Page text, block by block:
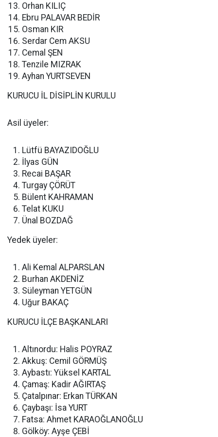
Orhan KILIÇ
Ebru PALAVAR BEDİR
Osman KIR
Serdar Cem AKSU
Cemal ŞEN
Tenzile MIZRAK
Ayhan YURTSEVEN
KURUCU İL DİSİPLİN KURULU
Asil üyeler:
Lütfü BAYAZIDOĞLU
İlyas GÜN
Recai BAŞAR
Turgay ÇÖRÜT
Bülent KAHRAMAN
Telat KUKU
Ünal BOZDAĞ
Yedek üyeler:
Ali Kemal ALPARSLAN
Burhan AKDENİZ
Süleyman YETGÜN
Uğur BAKAÇ
KURUCU İLÇE BAŞKANLARI
Altınordu: Halis POYRAZ
Akkuş: Cemil GÖRMÜŞ
Aybastı: Yüksel KARTAL
Çamaş: Kadir AĞIRTAŞ
Çatalpınar: Erkan TÜRKAN
Çaybaşı: İsa YURT
Fatsa: Ahmet KARAOĞLANOĞLU
Gölköy: Ayşe ÇEBİ